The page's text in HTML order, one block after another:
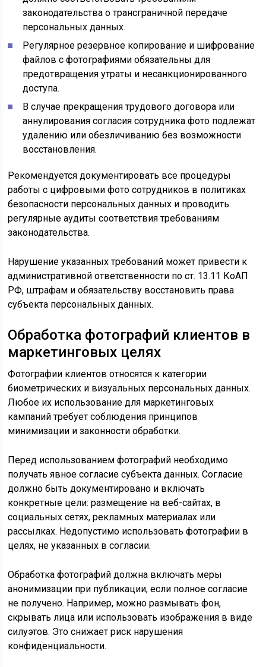
законодательства о трансграничной передаче
персональных данных.
Регулярное резервное копирование и шифрование
файлов с фотографиями обязательны для
предотвращения утраты и несанкционированного
доступа.
В случае прекращения трудового договора или
аннулирования согласия сотрудника фото подлежат
удалению или обезличиванию без возможности
восстановления.
Рекомендуется документировать все процедуры
работы с цифровыми фото сотрудников в политиках
безопасности персональных данных и проводить
регулярные аудиты соответствия требованиям
законодательства.
Нарушение указанных требований может привести к
административной ответственности по ст. 13.11 КоАП
РФ, штрафам и обязательству восстановить права
субъекта персональных данных.
Обработка фотографий клиентов в
маркетинговых целях
Фотографии клиентов относятся к категории
биометрических и визуальных персональных данных.
Любое их использование для маркетинговых
кампаний требует соблюдения принципов
минимизации и законности обработки.
Перед использованием фотографий необходимо
получать явное согласие субъекта данных. Согласие
должно быть документировано и включать
конкретные цели: размещение на веб-сайтах, в
социальных сетях, рекламных материалах или
рассылках. Недопустимо использовать фотографии в
целях, не указанных в согласии.
Обработка фотографий должна включать меры
анонимизации при публикации, если полное согласие
не получено. Например, можно размывать фон,
скрывать лица или использовать изображения в виде
силуэтов. Это снижает риск нарушения
конфиденциальности.